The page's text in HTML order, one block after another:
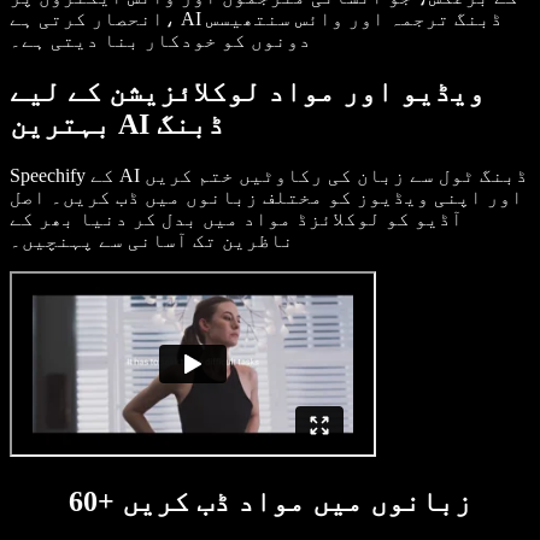
انحصار کرتی ہے، AI ڈبنگ ترجمہ اور وائس سنتھیسس
دونوں کو خودکار بنا دیتی ہے۔
ویڈیو اور مواد لوکلائزیشن کے لیے
بہترین AI ڈبنگ
Speechify کے AI ڈبنگ ٹول سے زبان کی رکاوٹیں ختم کریں
اور اپنی ویڈیوز کو مختلف زبانوں میں ڈب کریں۔ اصل
آڈیو کو لوکلائزڈ مواد میں بدل کر دنیا بھر کے
ناظرین تک آسانی سے پہنچیں۔
60+ زبانوں میں مواد ڈب کریں